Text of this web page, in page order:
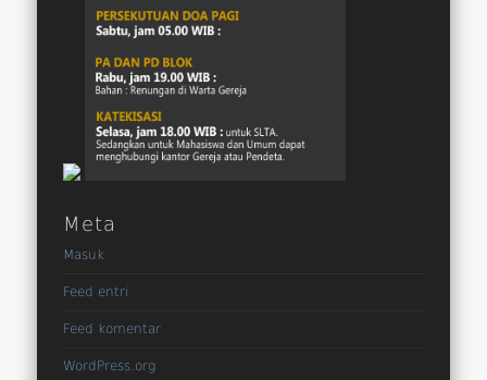
Meta
Masuk
Feed entri
Feed komentar
WordPress.org